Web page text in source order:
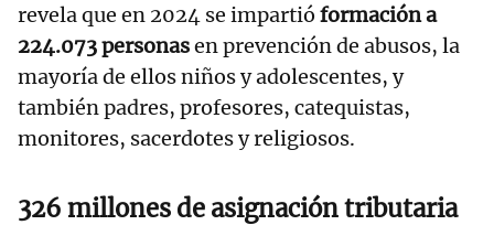
revela que en 2024 se impartió formación a
224.073 personasen prevención de abusos, la
mayoría de ellos niños y adolescentes, y
también padres, profesores, catequistas,
monitores, sacerdotes y religiosos.
326 millones de asignación tributaria